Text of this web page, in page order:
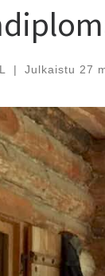
| Julkaistu 27